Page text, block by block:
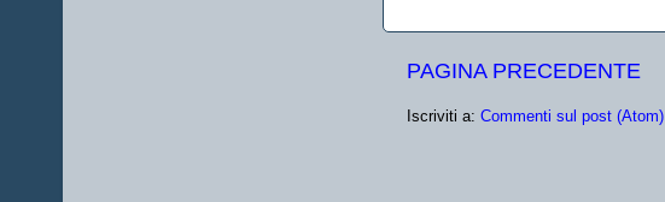
PAGINA PRECEDENTE
Iscriviti a: Commenti sul post (Atom)